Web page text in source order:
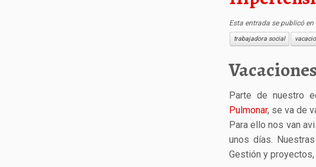
Esta entrada se publicó en
trabajadora social
Parte de nuestro
Pulmonar, se va de
Para ello nos van
unos días.
Gestión y